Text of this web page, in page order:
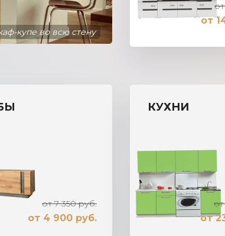
купе во всю стену
от
от 7 350 руб.
от 4 900 руб.
КУХНИ
от